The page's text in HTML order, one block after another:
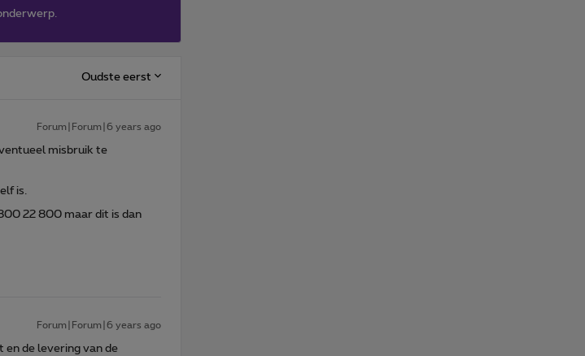
Oudste eerst
Forum|Forum|6 years ago
misbruik te
is.
22 800 maar dit is dan
Forum|Forum|6 years ago
de levering van de